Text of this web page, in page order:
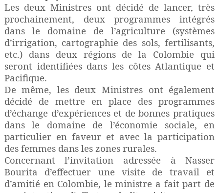
Les deux Ministres ont décidé de lancer, très
prochainement, deux programmes intégrés
dans le domaine de l’agriculture (systèmes
d’irrigation, cartographie des sols, fertilisants,
etc.) dans deux régions de la Colombie qui
seront identifiées dans les côtes Atlantique et
Pacifique.
De même, les deux Ministres ont également
décidé de mettre en place des programmes
d’échange d’expériences et de bonnes pratiques
dans le domaine de l’économie sociale, en
particulier en faveur et avec la participation
des femmes dans les zones rurales.
Concernant l’invitation adressée à Nasser
Bourita d’effectuer une visite de travail et
d’amitié en Colombie, le ministre a fait part de